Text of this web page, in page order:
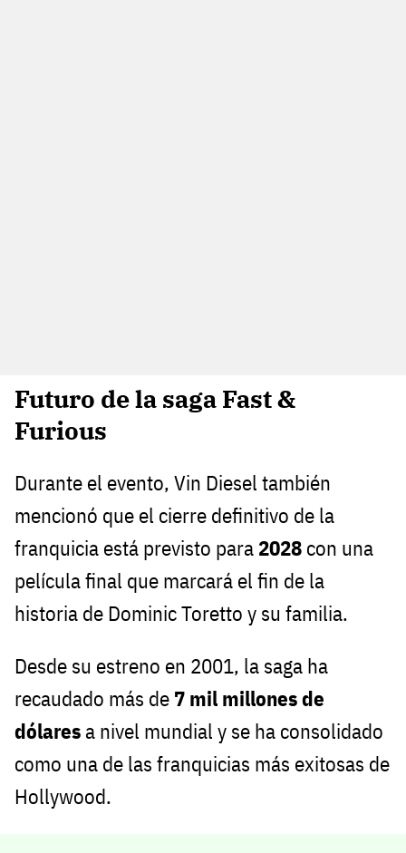
Futuro de la saga Fast &
Furious
Durante el evento, Vin Diesel también
mencionó que el cierre definitivo de la
franquicia está previsto para 2028 con una
película final que marcará el fin de la
historia de Dominic Toretto y su familia.
Desde su estreno en 2001, la saga ha
recaudado más de 7 mil millones de
dólares a nivel mundial y se ha consolidado
como una de las franquicias más exitosas de
Hollywood.